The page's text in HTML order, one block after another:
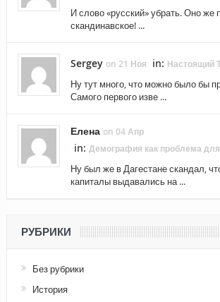
И слово «русский» убрать. Оно
скандинавское! ...
Sergey on 21 Ноя in: Настоящий
Ну тут много, что можно было бы
Самого первого изве ...
Елена on 04 Апр
in: Демография как проблема
Ну был же в Дагестане скандал,
капиталы выдавались на ...
РУБРИКИ
Без рубрики
История